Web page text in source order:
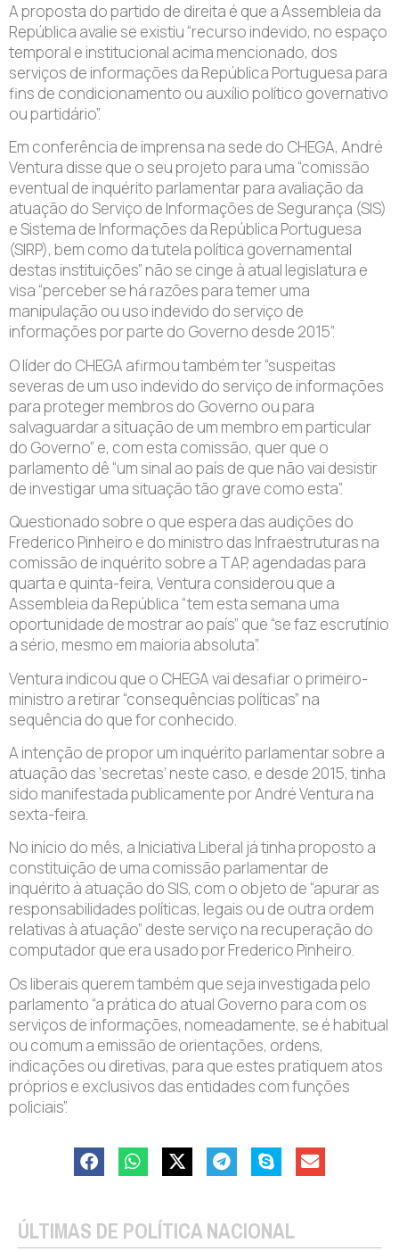
A proposta do partido de direita é que a Assembleia da
República avalie se existiu “recurso indevido, no espaço
temporal e institucional acima mencionado, dos
serviços de informações da República Portuguesa para
fins de condicionamento ou auxílio político governativo
ou partidário”.
Em conferência de imprensa na sede do CHEGA, André
Ventura disse que o seu projeto para uma “comissão
eventual de inquérito parlamentar para avaliação da
atuação do Serviço de Informações de Segurança (SIS)
e Sistema de Informações da República Portuguesa
(SIRP), bem como da tutela política governamental
destas instituições” não se cinge à atual legislatura e
visa “perceber se há razões para temer uma
manipulação ou uso indevido do serviço de
informações por parte do Governo desde 2015”.
O líder do CHEGA afirmou também ter “suspeitas
severas de um uso indevido do serviço de informações
para proteger membros do Governo ou para
salvaguardar a situação de um membro em particular
do Governo” e, com esta comissão, quer que o
parlamento dê “um sinal ao país de que não vai desistir
de investigar uma situação tão grave como esta”.
Questionado sobre o que espera das audições do
Frederico Pinheiro e do ministro das Infraestruturas na
comissão de inquérito sobre a TAP, agendadas para
quarta e quinta-feira, Ventura considerou que a
Assembleia da República “tem esta semana uma
oportunidade de mostrar ao país” que “se faz escrutínio
a sério, mesmo em maioria absoluta”.
Ventura indicou que o CHEGA vai desafiar o primeiro-
ministro a retirar “consequências políticas” na
sequência do que for conhecido.
A intenção de propor um inquérito parlamentar sobre a
atuação das ‘secretas’ neste caso, e desde 2015, tinha
sido manifestada publicamente por André Ventura na
sexta-feira.
No início do mês, a Iniciativa Liberal já tinha proposto a
constituição de uma comissão parlamentar de
inquérito à atuação do SIS, com o objeto de “apurar as
responsabilidades políticas, legais ou de outra ordem
relativas à atuação” deste serviço na recuperação do
computador que era usado por Frederico Pinheiro.
Os liberais querem também que seja investigada pelo
parlamento “a prática do atual Governo para com os
serviços de informações, nomeadamente, se é habitual
ou comum a emissão de orientações, ordens,
indicações ou diretivas, para que estes pratiquem atos
próprios e exclusivos das entidades com funções
policiais”.
ÚLTIMAS DE POLÍTICA NACIONAL